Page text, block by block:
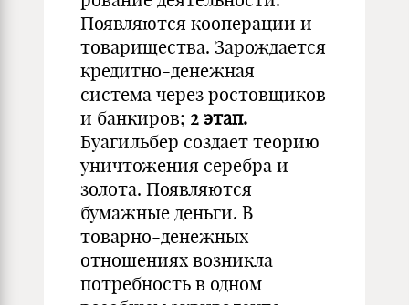
Появляются кооперации и
товарищества. Зарождается
кредитно-денежная
система через ростовщиков
и банкиров; 2 этап.
Буагильбер создает теорию
уничтожения серебра и
золота. Появляются
бумажные деньги. В
товарно-денежных
отношениях возникла
потребность в одном